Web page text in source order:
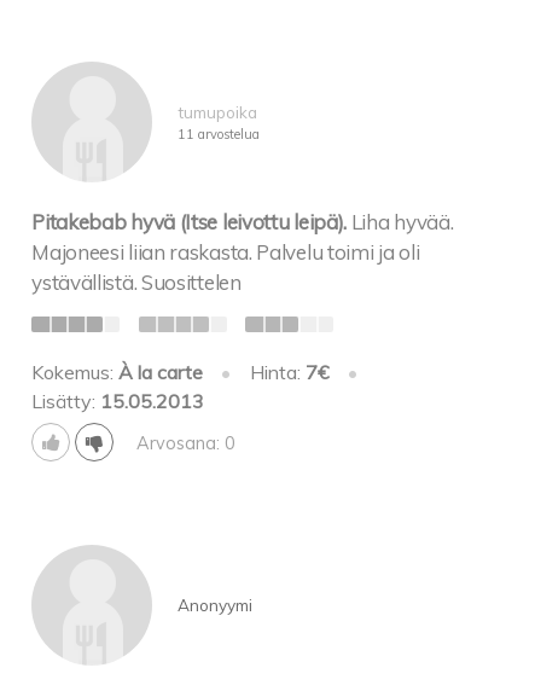
tumupoika
11 arvostelua
Pitakebab hyvä (Itse leivottu leipä). Liha hyvää.
Majoneesi liian raskasta. Palvelu toimi ja oli
ystävällistä. Suosittelen
Kokemus:À la carte • Hinta: 7€
•
Lisätty: 15.05.2013
Arvosana: 0
Anonyymi